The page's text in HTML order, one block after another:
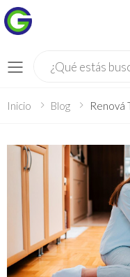
Menú
Inicio Blog Renová